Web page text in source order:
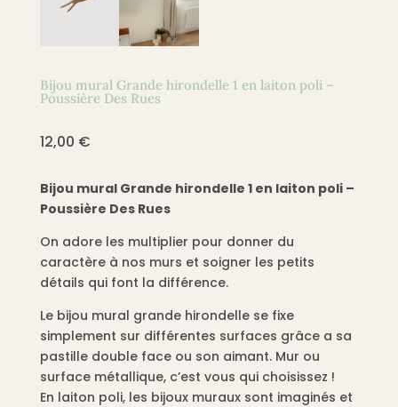
Bijou mural Grande hirondelle 1 en laiton poli –
Poussière Des Rues
12,00 €
Bijou mural Grande hirondelle 1 en laiton poli –
Poussière Des Rues
On adore les multiplier pour donner du
caractère à nos murs et soigner les petits
détails qui font la différence.
Le bijou mural grande hirondelle se fixe
simplement sur différentes surfaces grâce a sa
pastille double face ou son aimant. Mur ou
surface métallique, c’est vous qui choisissez !
En laiton poli, les bijoux muraux sont imaginés et